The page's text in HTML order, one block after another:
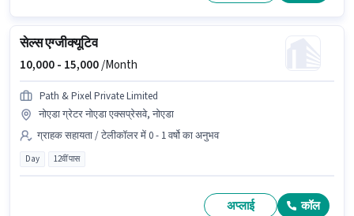
सेल्स एग्जीक्यूटिव
10,000 - 15,000/Month
Path & Pixel Private Limited
नोएडा ग्रेटर नोएडा एक्सप्रेसवे, नोएडा
ग्राहक सहायता / टेलीकॉलर में 0 - 1 वर्षो का अनुभव
Day 12वीं पास
अप्लाई कॉल